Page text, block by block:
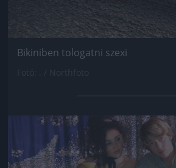
Bikiniben tologatni szexi
Jön még kép!